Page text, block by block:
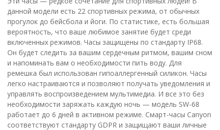
данной модели есть 22 спортивных режима, от обычных
прогулок до бейсбола и йоги. По статистике, есть большая
вероятность, что ваше любимое занятие будет среди
включенных режимов. Часы защищены по стандарту IP68.
Он будет следить за вашим сердечным ритмом, вашим сном
и напоминать вам о необходимости пить воду. Для
ремешка был использован гипоаллергенный силикон. Часы
легко настраиваются и позволяют получать уведомления и
управлять воспроизведением мультимедиа. И все это без
необходимости заряжать каждую ночь — модель SW-68
работает до 6 дней в активном режиме. Смарт-часы Canyon
соответствуют стандарту GDPR и защищают ваши личные